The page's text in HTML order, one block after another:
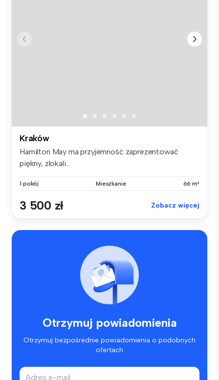
Kraków
Hamilton May ma przyjemność zaprezentować
piękny, zlokali...
1 pokój Mieszkanie 66 m²
3 500 zł Zobacz więcej
Otrzymuj powiadomienia
Otrzymuj bezpośrednie powiadomienia o podobnych
ofertach